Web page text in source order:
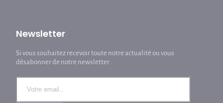
Newsletter
Si vous souhaitez recevoir toute notre actualité ou vous
désabonner de notre newsletter :